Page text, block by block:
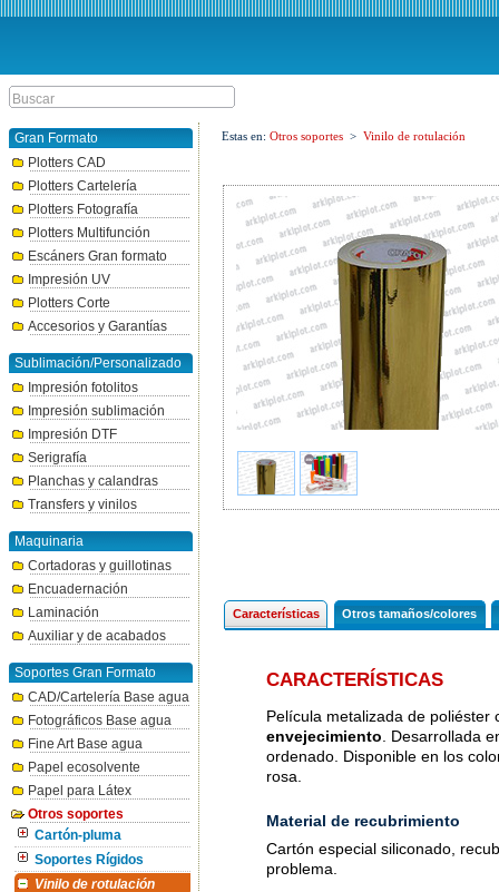
Gran Formato
Plotters CAD
Plotters Cartelería
Plotters Fotografía
Plotters Multifunción
Escáners Gran formato
Impresión UV
Plotters Corte
Accesorios y Garantías
Sublimación/Personalizado
Impresión fotolitos
Impresión sublimación
Impresión DTF
Serigrafía
Planchas y calandras
Transfers y vinilos
Maquinaria
Cortadoras y guillotinas
Encuadernación
Laminación
Auxiliar y de acabados
Soportes Gran Formato
CAD/Cartelería Base agua
Fotográficos Base agua
Fine Art Base agua
Papel ecosolvente
Papel para Látex
Otros soportes
Cartón-pluma
Soportes Rígidos
Vinilo de rotulación
Estas en: Otros soportes > Vinilo de rotulación
Características Otros tamaños/colores
CARACTERÍSTICAS
Película metalizada de poliéster
envejecimiento . Desarrollada
ordenado. Disponible en los
rosa.
Material de recubrimiento
Cartón especial siliconado,
problema.